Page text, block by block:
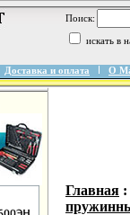
Поиск:
искать в
Доставка и оплата О
Главная :